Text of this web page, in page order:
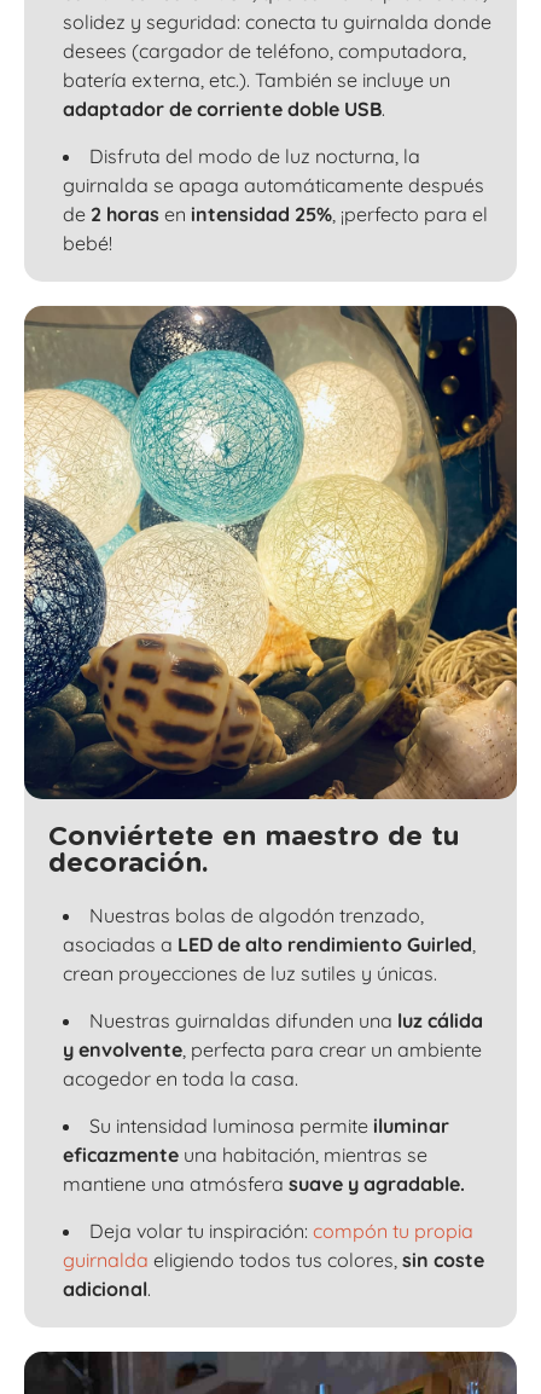
solidez y seguridad: conecta tu guirnalda donde
desees (cargador de teléfono, computadora,
batería externa, etc.). También se incluye un
adaptador de corriente doble USB.
Disfruta del modo de luz nocturna, la
guirnalda se apaga automáticamente después
de 2 horas en intensidad 25%, ¡perfecto para el
bebé!
Conviértete en maestro de tu
decoración.
Nuestras bolas de algodón trenzado,
asociadas a LED de alto rendimiento Guirled,
crean proyecciones de luz sutiles y únicas.
Nuestras guirnaldas difunden una luz cálida
y envolvente, perfecta para crear un ambiente
acogedor en toda la casa.
Su intensidad luminosa permite iluminar
eficazmente una habitación, mientras se
mantiene una atmósfera suave y agradable.
Deja volar tu inspiración: compón tu propia
guirnalda eligiendo todos tus colores, sin coste
adicional.